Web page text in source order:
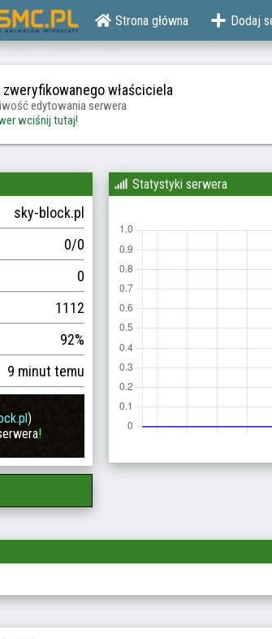
Strona główna Dodaj
właściciela
edytowania serwera
wciśnij tutaj!
sky-block.pl
0/0
0
1112
92%
9 minut temu
)
!
Statystyki serwera